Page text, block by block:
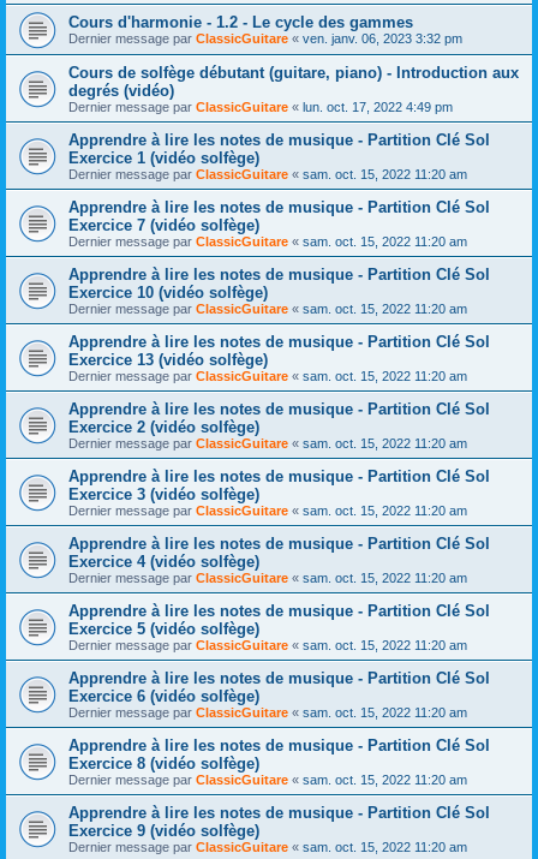
Cours d'harmonie - 1.2 - Le cycle des gammes
Dernier message par ClassicGuitare « ven. janv. 06, 2023 3:32 pm
Cours de solfège débutant (guitare, piano) - Introduction aux
degrés (vidéo)
Dernier message par ClassicGuitare « lun. oct. 17, 2022 4:49 pm
Apprendre à lire les notes de musique - Partition Clé Sol
Exercice 1 (vidéo solfège)
Dernier message par ClassicGuitare « sam. oct. 15, 2022 11:20 am
Apprendre à lire les notes de musique - Partition Clé Sol
Exercice 7 (vidéo solfège)
Dernier message par ClassicGuitare « sam. oct. 15, 2022 11:20 am
Apprendre à lire les notes de musique - Partition Clé Sol
Exercice 10 (vidéo solfège)
Dernier message par ClassicGuitare « sam. oct. 15, 2022 11:20 am
Apprendre à lire les notes de musique - Partition Clé Sol
Exercice 13 (vidéo solfège)
Dernier message par ClassicGuitare « sam. oct. 15, 2022 11:20 am
Apprendre à lire les notes de musique - Partition Clé Sol
Exercice 2 (vidéo solfège)
Dernier message par ClassicGuitare « sam. oct. 15, 2022 11:20 am
Apprendre à lire les notes de musique - Partition Clé Sol
Exercice 3 (vidéo solfège)
Dernier message par ClassicGuitare « sam. oct. 15, 2022 11:20 am
Apprendre à lire les notes de musique - Partition Clé Sol
Exercice 4 (vidéo solfège)
Dernier message par ClassicGuitare « sam. oct. 15, 2022 11:20 am
Apprendre à lire les notes de musique - Partition Clé Sol
Exercice 5 (vidéo solfège)
Dernier message par ClassicGuitare « sam. oct. 15, 2022 11:20 am
Apprendre à lire les notes de musique - Partition Clé Sol
Exercice 6 (vidéo solfège)
Dernier message par ClassicGuitare « sam. oct. 15, 2022 11:20 am
Apprendre à lire les notes de musique - Partition Clé Sol
Exercice 8 (vidéo solfège)
Dernier message par ClassicGuitare « sam. oct. 15, 2022 11:20 am
Apprendre à lire les notes de musique - Partition Clé Sol
Exercice 9 (vidéo solfège)
Dernier message par ClassicGuitare « sam. oct. 15, 2022 11:20 am